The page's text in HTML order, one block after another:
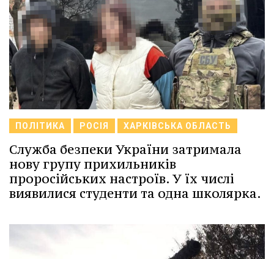
ПОЛІТИКА РОСІЯ ХАРКІВСЬКА ОБЛАСТЬ
Служба безпеки України затримала
нову групу прихильників
проросійських настроїв. У їх числі
виявилися студенти та одна школярка.